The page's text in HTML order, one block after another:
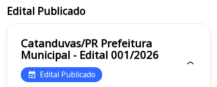
Edital Publicado
Catanduvas/PR Prefeitura
Municipal - Edital 001/2026
Edital Publicado